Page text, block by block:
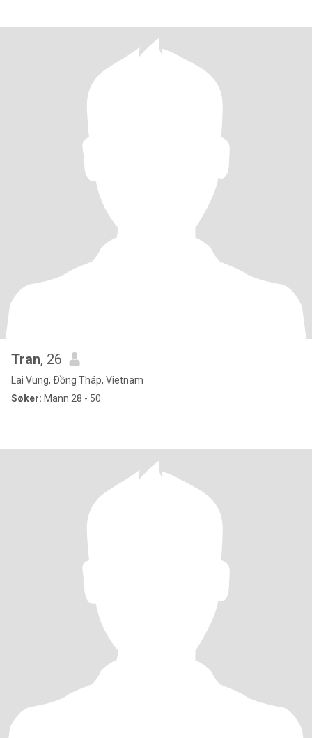
Tran, 26
Lai Vung, Ðồng Tháp, Vietnam
Søker: Mann 28 - 50